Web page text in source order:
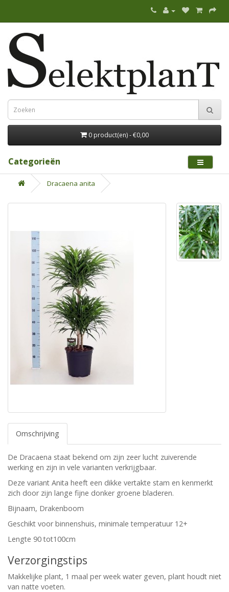
0 product(en) - €0,00
Categorieën
Dracaena anita
Omschrijving
De Dracaena staat bekend om zijn zeer lucht zuiverende
werking en zijn in vele varianten verkrijgbaar.
Deze variant Anita heeft een dikke vertakte stam en kenmerkt
zich door zijn lange fijne donker groene bladeren.
Bijnaam, Drakenboom
Geschikt voor binnenshuis, minimale temperatuur 12+
Lengte 90 tot100cm
Verzorgingstips
Makkelijke plant, 1 maal per week water geven, plant houdt niet
van natte voeten.